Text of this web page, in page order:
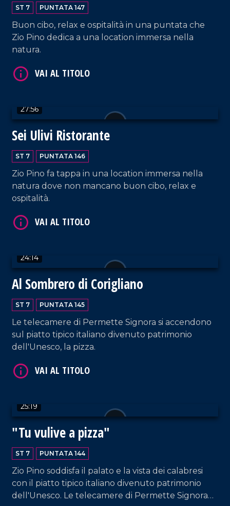
ST 7 PUNTATA 147
Buon cibo, relax e ospitalità in una puntata che
Zio Pino dedica a una location immersa nella
natura.
27:56
Sei Ulivi Ristorante
ST 7 PUNTATA 146
Zio Pino fa tappa in una location immersa nella
natura dove non mancano buon cibo, relax e
ospitalità.
24:14
Al Sombrero di Corigliano
ST 7 PUNTATA 145
Le telecamere di Permette Signora si accendono
sul piatto tipico italiano divenuto patrimonio
dell'Unesco, la pizza.
25:19
"Tu vulive a pizza"
ST 7 PUNTATA 144
Zio Pino soddisfa il palato e la vista dei calabresi
con il piatto tipico italiano divenuto patrimonio
dell'Unesco. Le telecamere di Permette Signora
VAI AL TITOLO
VAI AL TITOLO
VAI AL TITOLO